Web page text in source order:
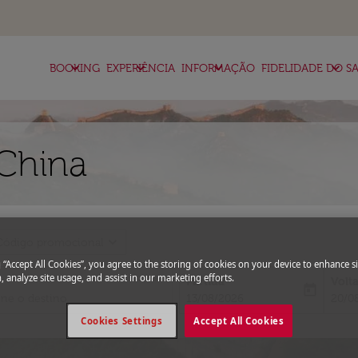
BOOKING
keyboard_arrow_down EXPERIÊNCIA
keyboard_arrow_down INFORMAÇÃO
keyboard_arrow_down FIDELIDADE DO
keyboard_arrow_down
Partida
fc-
“Accept All Cookies”, you agree to the storing of cookies on your device to enhance
analyze site usage, and assist in our marketing efforts.
Accept All Cookies
Cookies Settings